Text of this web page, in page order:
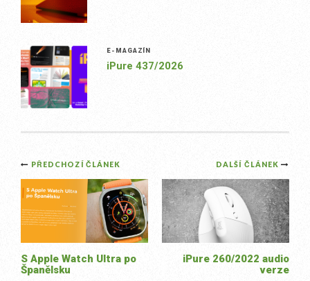
E-MAGAZÍN
iPure 437/2026
Post
navigation
DALŠÍ ČLÁNEK
iPure 260/2022 audio
verze
PŘEDCHOZÍ ČLÁNEK
S Apple Watch Ultra po
Španělsku